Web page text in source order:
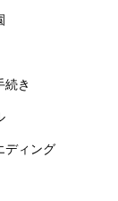
続き
ディング